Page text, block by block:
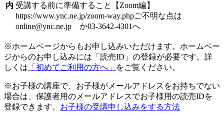
内 受講する前に準備すること【Zoom編】
https://www.ync.ne.jp/zoom-way.phpご不明な点は
online@ync.ne.jp か03-3642-4301へ
※ホームページからもお申し込みいただけます。ホームペー
ジからのお申し込みには「読売ID」の登録が必要です。詳
しくは 「初めてご利用の方へ」 をご覧ください。
※お子様の講座で、お子様がメールアドレスをお持ちでない
場合は、保護者用のメールアドレスでお子様用の読売IDを
登録できます。 お子様の受講申し込みをする方法